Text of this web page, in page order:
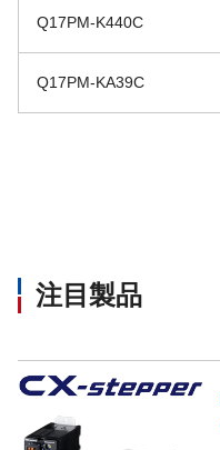
Q17PM-K440C
Q17PM-KA39C
注目製品